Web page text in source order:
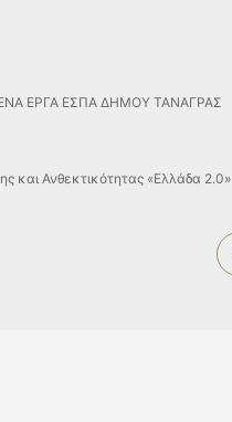
ΕΡΓΑ ΕΣΠΑ ΔΗΜΟΥ ΤΑΝΑΓΡΑΣ
και Ανθεκτικότητας «Ελλάδα 2.0»